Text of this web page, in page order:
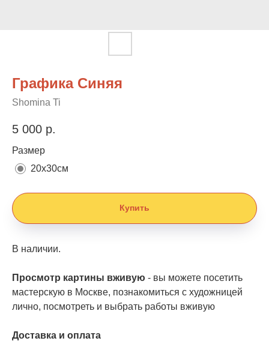
Графика Синяя
Shomina Ti
5 000 р.
Размер
20х30см
Купить
В наличии.
Просмотр картины вживую - вы можете посетить
мастерскую в Москве, познакомиться с художницей
лично, посмотреть и выбрать работы вживую
Доставка и оплата